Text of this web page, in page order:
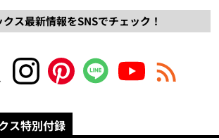
ス最新情報をSNSでチェック！
ス特別付録